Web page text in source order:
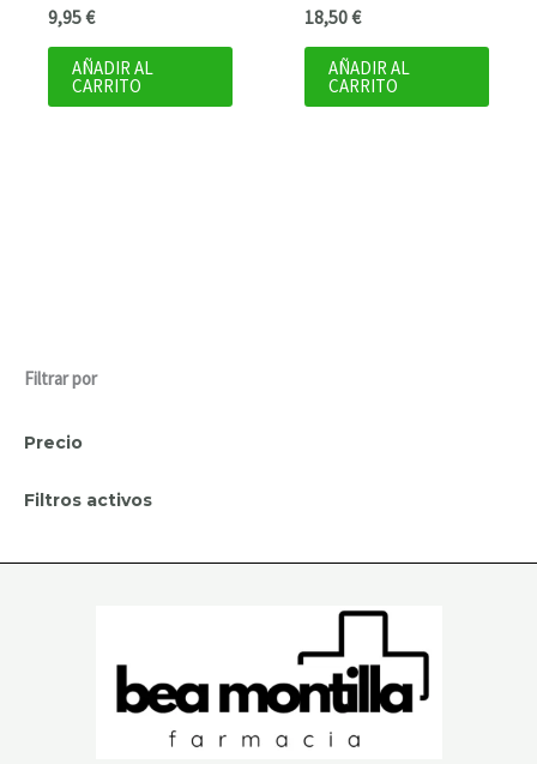
Filtrar por
Precio
Filtros activos
9,95€
AÑADIR AL
CARRITO
18,50€
AÑADIR AL
CARRITO